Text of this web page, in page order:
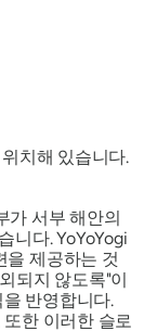
치해 있습니다.
가 서부 해안의
니다. YoYoYogi
을 제공하는 것
되지 않도록"이
반영합니다.
한 이러한 슬로